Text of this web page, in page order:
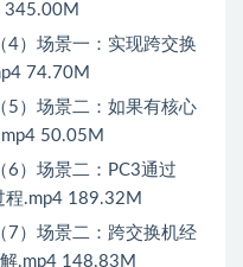
345.00M
）场景一：实现跨交换
74.70M
）场景二：如果有核心
50.05M
）场景二：PC3通过
程.mp4 189.32M
）场景二：跨交换机经
.mp4 148.83M